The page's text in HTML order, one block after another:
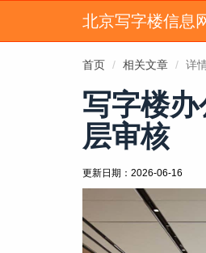
北京写字楼信息
首页 相关文章 详
写字楼
层审核
更新日期： 2026-06-16